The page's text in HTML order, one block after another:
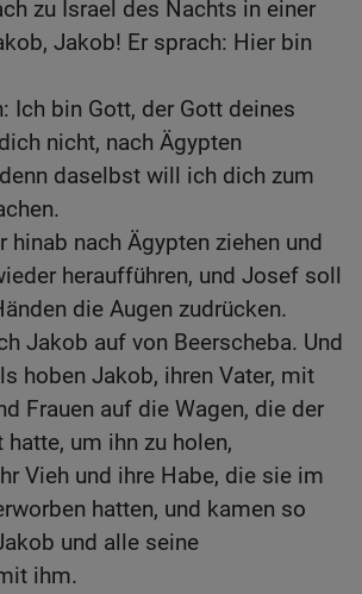
zu Israel des Nachts in einer
Jakob! Er sprach: Hier bin
Ich bin Gott, der Gott deines
nicht, nach Ägypten
daselbst will ich dich zum
nach Ägypten ziehen und
heraufführen, und Josef soll
die Augen zudrücken.
Jakob auf von Beerscheba. Und
hoben Jakob, ihren Vater, mit
Frauen auf die Wagen, die der
hatte, um ihn zu holen,
Vieh und ihre Habe, die sie im
hatten, und kamen so
und alle seine
ihm.